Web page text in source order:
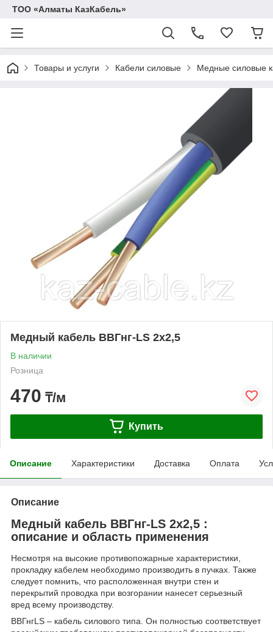
ТОО «Алматы КазКабель»
Товары и услуги Кабели силовые Медные силовые
Медный кабель ВВГнг-LS 2х2,5
В наличии
Розница
470 ₸/м
Купить
Описание Характеристики Доставка Оплата
Описание
Медный кабель ВВГнг-LS 2х2,5 :
описание и область применения
Несмотря на высокие противопожарные характеристики,
прокладку кабелем необходимо производить в пучках. Также
следует помнить, что расположенная внутри стен и
перекрытий проводка при возгорании нанесет серьезный
вред всему производству.
ВВГнгLS – кабель силового типа. Он полностью соответствует